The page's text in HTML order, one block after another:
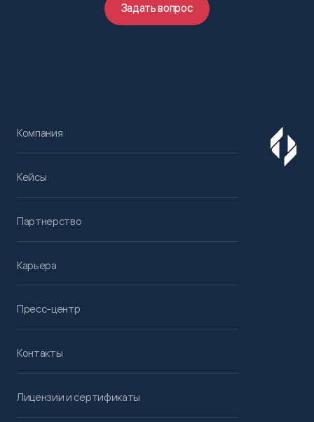
Задать вопрос
Компания
Кейсы
Партнерство
Карьера
Пресс-центр
Контакты
Лицензии и сертификаты